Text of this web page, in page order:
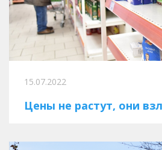
15.07.2022
Цены не растут, они